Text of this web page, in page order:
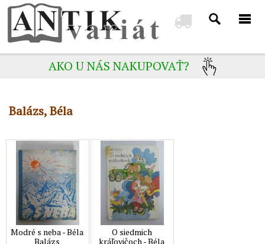
AKO U NÁS NAKUPOVAŤ?
Balázs, Béla
Modré s neba - Béla
Balázs
O siedmich
kráľovičoch - Béla